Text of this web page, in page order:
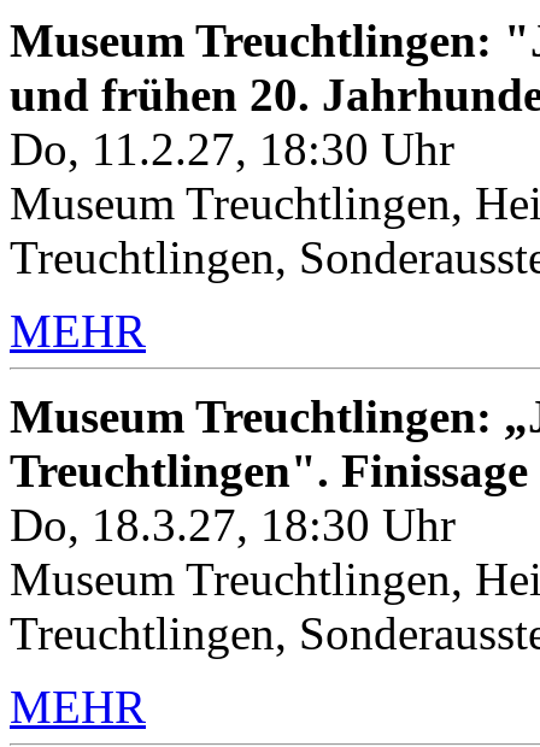
Museum Treuchtlingen:
und frühen 20.
Do, 11.2.27, 18:30 Uhr
Museum Treuchtlingen,
Treuchtlingen,
MEHR
Museum Treuchtlingen:
Treuchtlingen". Finissage
Do, 18.3.27, 18:30 Uhr
Museum Treuchtlingen,
Treuchtlingen,
MEHR